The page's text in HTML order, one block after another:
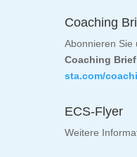
Coaching
Abonnieren Sie
Coaching Brief
sta.com/
ECS-Flyer
Weitere